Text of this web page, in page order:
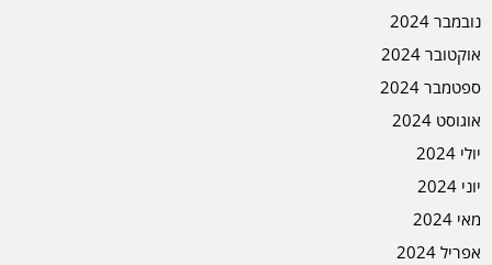
נובמבר 2024
אוקטובר 2024
ספטמבר 2024
אוגוסט 2024
יולי 2024
יוני 2024
מאי 2024
אפריל 2024